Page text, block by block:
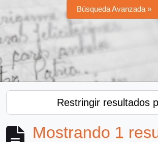
Búsqueda Avanzada »
Restringir resultados
Mostrando 1